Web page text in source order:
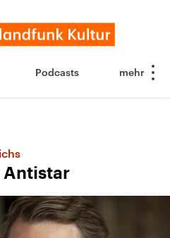
Podcasts
Antistar